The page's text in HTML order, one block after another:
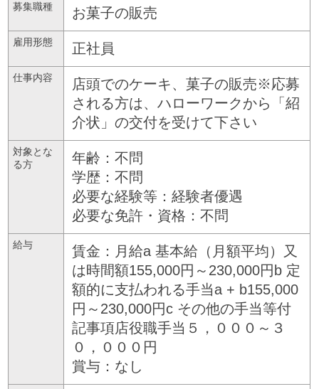
募集職種 お菓子の販売
雇用形態 正社員
仕事内容
店頭でのケーキ、菓子の販売※応募
される方は、ハローワークから「紹
介状」の交付を受けて下さい
対象とな
る方
年齢：不問
学歴：不問
必要な経験等：経験者優遇
必要な免許・資格：不問
給与
賃金：月給a 基本給（月額平均）又
は時間額155,000円～230,000円b 定
額的に支払われる手当a + b155,000
円～230,000円c その他の手当等付
記事項店役職手当５，０００～３
０，０００円
賞与：なし